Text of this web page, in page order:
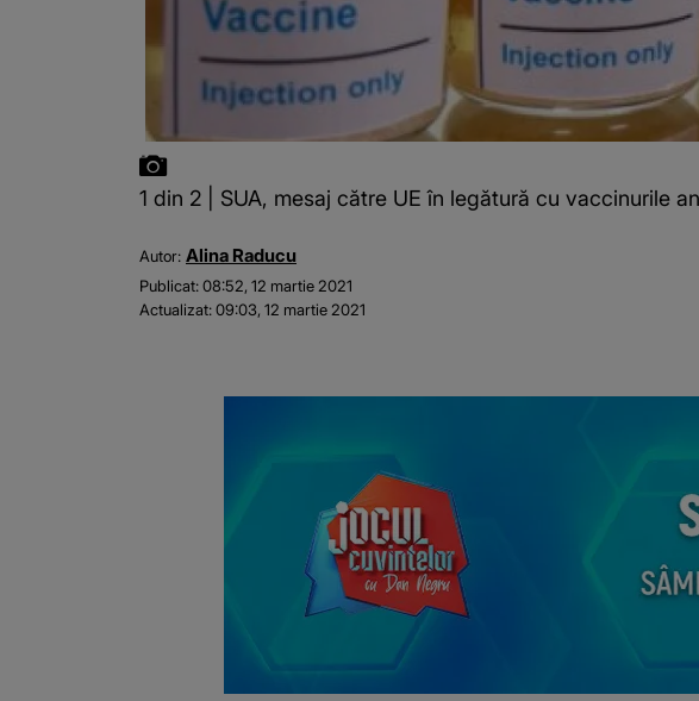
1 din 2 | SUA, mesaj către UE în legătură cu vaccinurile
Autor: Alina Raducu
Publicat:08:52, 12 martie 2021
Actualizat:09:03, 12 martie 2021